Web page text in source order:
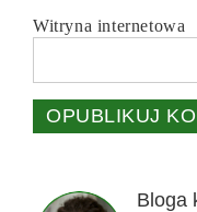
Witryna internetowa
Bloga